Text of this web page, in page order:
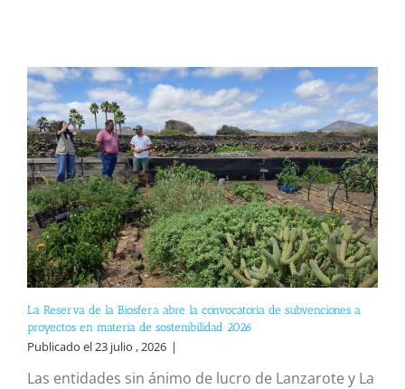
La Reserva de la Biosfera abre la convocatoria de subvenciones a
proyectos en materia de sostenibilidad 2026
Publicado el 23 julio , 2026 |
Las entidades sin ánimo de lucro de Lanzarote y La